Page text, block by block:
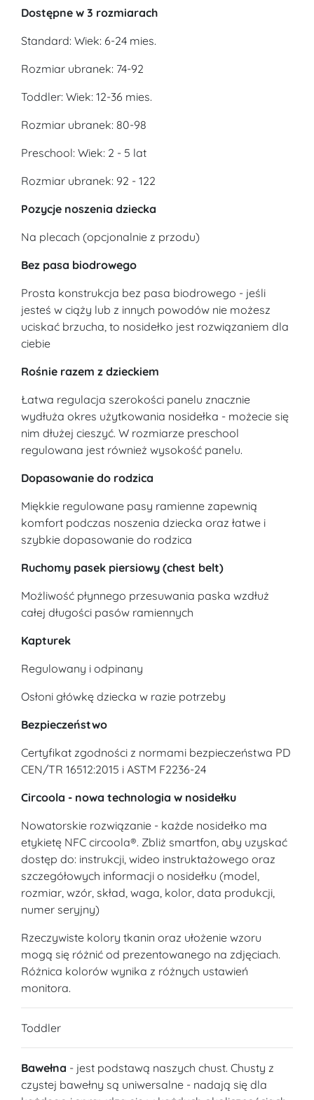
Dostępne w 3 rozmiarach
Standard: Wiek: 6-24 mies.
Rozmiar ubranek: 74-92
Toddler: Wiek: 12-36 mies.
Rozmiar ubranek: 80-98
Preschool: Wiek: 2 - 5 lat
Rozmiar ubranek: 92 - 122
Pozycje noszenia dziecka
Na plecach (opcjonalnie z przodu)
Bez pasa biodrowego
Prosta konstrukcja bez pasa biodrowego - jeśli
jesteś w ciąży lub z innych powodów nie możesz
uciskać brzucha, to nosidełko jest rozwiązaniem dla
ciebie
Rośnie razem z dzieckiem
Łatwa regulacja szerokości panelu znacznie
wydłuża okres użytkowania nosidełka - możecie się
nim dłużej cieszyć. W rozmiarze preschool
regulowana jest również wysokość panelu.
Dopasowanie do rodzica
Miękkie regulowane pasy ramienne zapewnią
komfort podczas noszenia dziecka oraz łatwe i
szybkie dopasowanie do rodzica
Ruchomy pasek piersiowy (chest belt)
Możliwość płynnego przesuwania paska wzdłuż
całej długości pasów ramiennych
Kapturek
Regulowany i odpinany
Osłoni główkę dziecka w razie potrzeby
Bezpieczeństwo
Certyfikat zgodności z normami bezpieczeństwa PD
CEN/TR 16512:2015 i ASTM F2236-24
Circoola - nowa technologia w nosidełku
Nowatorskie rozwiązanie - każde nosidełko ma
etykietę NFC circoola®. Zbliż smartfon, aby uzyskać
dostęp do: instrukcji, wideo instruktażowego oraz
szczegółowych informacji o nosidełku (model,
rozmiar, wzór, skład, waga, kolor, data produkcji,
numer seryjny)
Rzeczywiste kolory tkanin oraz ułożenie wzoru
mogą się różnić od prezentowanego na zdjęciach.
Różnica kolorów wynika z różnych ustawień
monitora.
Toddler
Bawełna - jest podstawą naszych chust. Chusty z
czystej bawełny są uniwersalne - nadają się dla